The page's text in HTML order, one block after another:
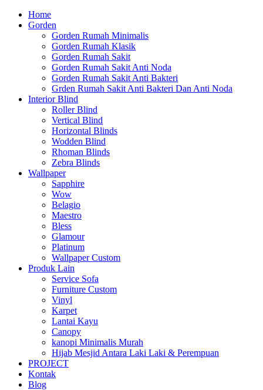
Home
Gorden
Gorden Rumah Minimalis
Gorden Rumah Klasik
Gorden Rumah Sakit
Gorden Rumah Sakit Anti Noda
Gorden Rumah Sakit Anti Bakteri
Grden Rumah Sakit Anti Bakteri Dan Anti Noda
Interior Blind
Roller Blind
Vertical Blind
Horizontal Blinds
Wodden Blind
Rhoman Blinds
Zebra Blinds
Wallpaper
Sapphire
Wow
Belagio
Maestro
Bless
Glamour
Platinum
Wallpaper Custom
Produk Lain
Service Sofa
Furniture Custom
Vinyl
Karpet
Lantai Kayu
Canopy
kanopi Minimalis Murah
Hijab Mesjid Antara Laki Laki & Perempuan
PROJECT
Kontak
Blog